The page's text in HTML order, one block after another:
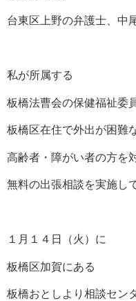
台東区上野の弁護士、中
私が所属する
板橋法曹会の保健福祉委
板橋区在住で外出が困難
高齢者・障がい者の方を
無料の出張相談を実施し
１月１４日（火）に
板橋区加賀にある
板橋おとしより相談セン